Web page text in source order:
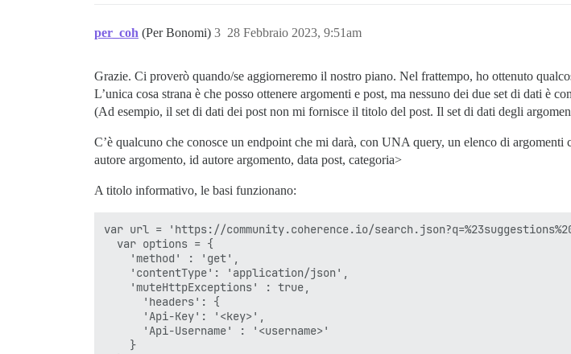
per_coh (Per Bonomi) 28 Febbraio 2023, 9:51am
3
Grazie. Ci proverò quando/se aggiorneremo il nostro piano. Nel frattempo, ho ottenuto
L’unica cosa strana è che posso ottenere argomenti e post, ma nessuno dei due set di dati
(Ad esempio, il set di dati dei post non mi fornisce il titolo del post. Il set di dati degli
C’è qualcuno che conosce un endpoint che mi darà, con UNA query, un elenco di
autore argomento, id autore argomento, data post, categoria>
A titolo informativo, le basi funzionano:
var url = 'https://community.coherence.io/
  var options = {
    'method' : 'get',
    'contentType': 'application/json',
    'muteHttpExceptions' : true,
      'headers': {
      'Api-Key': '<key>',
      'Api-Username' : '<username>'
    }